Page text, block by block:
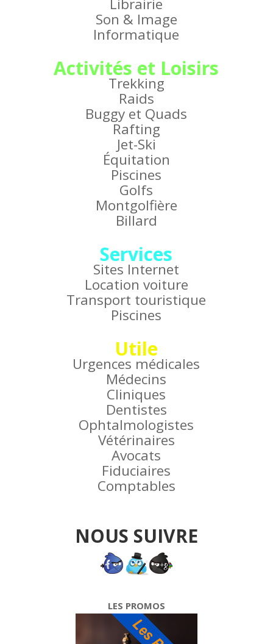
Librairie
Son & Image
Informatique
Activités et Loisirs
Trekking
Raids
Buggy et Quads
Rafting
Jet-Ski
Équitation
Piscines
Golfs
Montgolfière
Billard
Services
Sites Internet
Location voiture
Transport touristique
Piscines
Utile
Urgences médicales
Médecins
Cliniques
Dentistes
Ophtalmologistes
Vétérinaires
Avocats
Fiduciaires
Comptables
NOUS SUIVRE
LES PROMOS